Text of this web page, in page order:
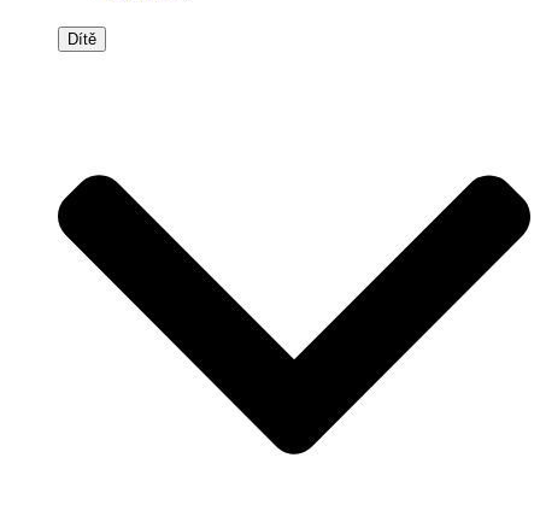
Dítě